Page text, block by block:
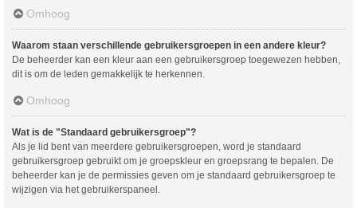
Omhoog
Waarom staan verschillende gebruikersgroepen in een andere kleur?
De beheerder kan een kleur aan een gebruikersgroep toegewezen hebben,
dit is om de leden gemakkelijk te herkennen.
Omhoog
Wat is de "Standaard gebruikersgroep"?
Als je lid bent van meerdere gebruikersgroepen, word je standaard
gebruikersgroep gebruikt om je groepskleur en groepsrang te bepalen. De
beheerder kan je de permissies geven om je standaard gebruikersgroep te
wijzigen via het gebruikerspaneel.